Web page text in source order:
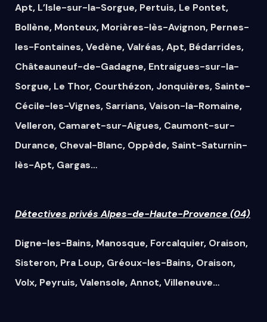
Apt, L’Isle-sur-la-Sorgue, Pertuis, Le Pontet,
Bollène, Monteux, Morières-lès-Avignon, Pernes-
les-Fontaines,Vedène,Valréas,Apt, Bédarrides,
Châteauneuf-de-Gadagne, Entraigues-sur-la-
Sorgue, Le Thor, Courthézon, Jonquières, Sainte-
Cécile-les-Vignes, Sarrians,Vaison-la-Romaine,
Velleron, Camaret-sur-Aigues, Caumont-sur-
Durance, Cheval-Blanc, Oppède, Saint-Saturnin-
lès-Apt, Gargas…
Détectives privés Alpes-de-Haute-Provence (04)
Digne-les-Bains, Manosque, Forcalquier, Oraison,
Sisteron, Pra Loup, Gréoux-les-Bains, Oraison,
Volx, Peyruis,Valensole,Annot,Villeneuve…